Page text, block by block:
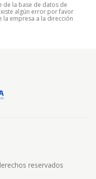
de la base de datos de
algún error por favor
empresa a la dirección
reservados